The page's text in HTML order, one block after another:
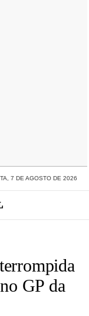
7 DE AGOSTO DE 2026
GP da